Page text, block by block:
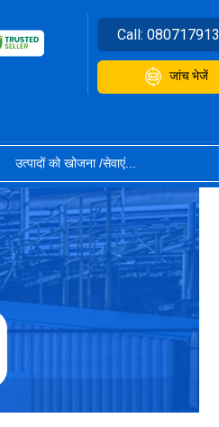
Call:
जांच भेजें